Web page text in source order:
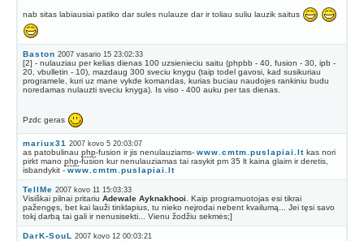
nab sitas labiausiai patiko dar sules nulauze dar ir toliau suliu lauzik saitus
Baston 2007 vasario 15 23:02:33
[2] - nulauziau per kelias dienas 100 uzsienieciu saitu (phpbb - 40, fusion - 30, ipb -
20, vbulletin - 10), mazdaug 300 sveciu knygu (taip todel gavosi, kad susikuriau
programele, kuri uz mane vykde komandas, kurias buciau naudojes rankiniu budu
noredamas nulauzti sveciu knyga). Is viso - 400 auku per tas dienas.
Pzdc geras
mariux31 2007 kovo 5 20:03:07
as patobulinau php-fusion ir jis nenulauziams- www.cmtm.puslapiai.ltkas nori
pirkt mano php-fusion kur nenulauziamas tai rasykit pm 35 lt kaina glaim ir deretis,
isbandykit - www.cmtm.puslapiai.lt
TellMe 2007 kovo 11 15:03:33
Visiškai pilnai pritariu Adewale Ayknakhooi . Kaip programuotojas esi tikrai
pažengęs, bet kai lauži tinklapius, tu nieko neįrodai nebent kvailumą... Jei tęsi savo
tokį darbą tai gali ir nenusisekti... Vienu žodžiu sekmės;]
DarK-SouL 2007 kovo 12 00:03:21